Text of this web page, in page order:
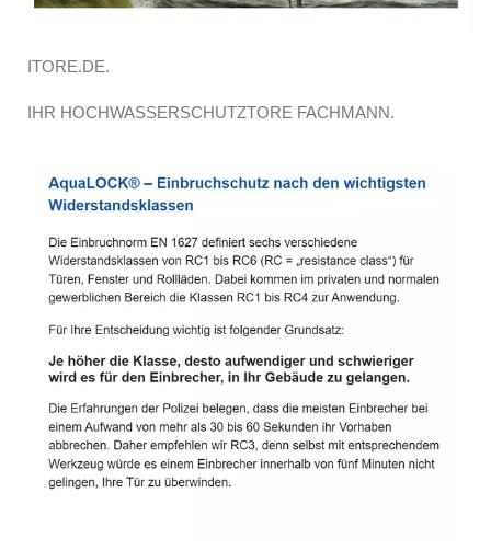
ITORE.DE.
IHR HOCHWASSERSCHUTZTORE FACHMANN.